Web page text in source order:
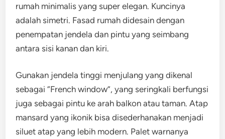
rumah minimalis yang super elegan. Kuncinya
adalah simetri. Fasad rumah didesain dengan
penempatan jendela dan pintu yang seimbang
antara sisi kanan dan kiri.
Gunakan jendela tinggi menjulang yang dikenal
sebagai “French window”, yang seringkali berfungsi
juga sebagai pintu ke arah balkon atau taman. Atap
mansard yang ikonik bisa disederhanakan menjadi
siluet atap yang lebih modern. Palet warnanya